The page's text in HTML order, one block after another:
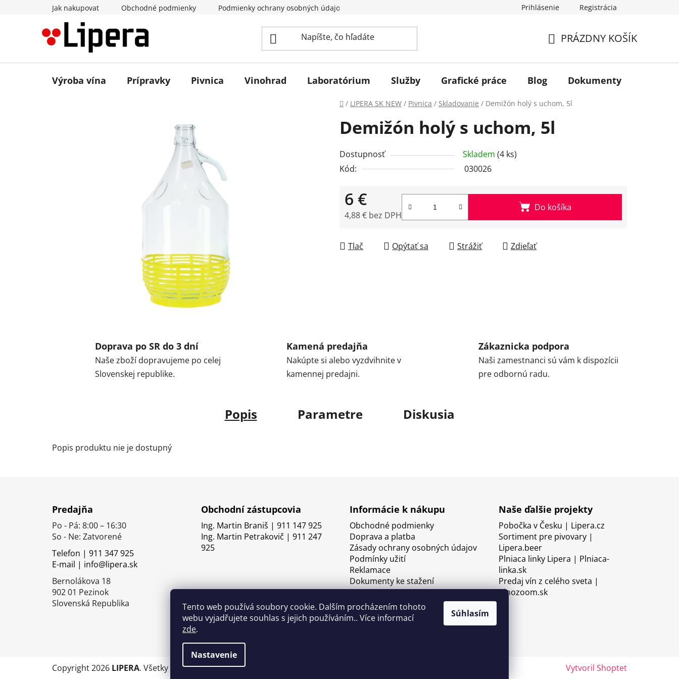
Tento web používá soubory cookie. Dalším procházením tohoto
webu vyjadřujete souhlas s jejich používáním.. Více informací
zde.
Nastavenie
Súhlasím
Jak nakupovat Obchodné podmienky Podmienky ochrany osobných údajov Prihlásenie Registrácia
KOŠÍK
PRÁZDNY KOŠÍK
Výroba vína Prípravky Pivnica Vinohrad Laboratórium Služby Grafické práce Blog Dokumenty
Domov
/ LIPERA SK NEW / Pivnica / Skladovanie / Demižón holý s uchom, 5l
Demižón holý s uchom, 5l
Dostupnosť Skladem (4 ks)
Kód:
030026
6 €
4,88 € bez DPH
Do košíka
Tlač Opýtať sa Strážiť Zdieľať
Doprava po SR do 3 dní
Naše zboží dopravujeme po celej
Slovenskej republike.
Kamená predajňa
Nakúpte si alebo vyzdvihnite v
kamennej predajni.
Zákaznicka podpora
Naši zamestnanci sú vám k dispozícii
pre odbornú radu.
Popis Parametre Diskusia
Popis produktu nie je dostupný
Predajňa
Po - Pá: 8:00 – 16:30
So - Ne: Zatvorené
Telefon | 911 347 925
E-mail | info@lipera.sk
Bernolákova 18
902 01 Pezinok
Slovenská Republika
Obchodní zástupcovia
Ing. Martin Braniš | 911 147 925
Ing. Martin Petrakovič | 911 247
925
Informácie k nákupu
Obchodné podmienky
Doprava a platba
Zásady ochrany osobných údajov
Podmínky užití
Reklamace
Dokumenty ke stažení
Naše ďalšie projekty
Pobočka v Česku | Lipera.cz
Sortiment pre pivovary |
Lipera.beer
Plniaca linky Lipera | Plniaca-
linka.sk
Predaj vín z celého sveta |
Vinozoom.sk
Vytvoril Shoptet
Copyright 2026 LIPERA. Všetky práva vyhradené.